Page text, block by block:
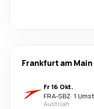
Frankfurt am Main
Fr 16 Okt.
FRA-SBZ· 1
Austrian